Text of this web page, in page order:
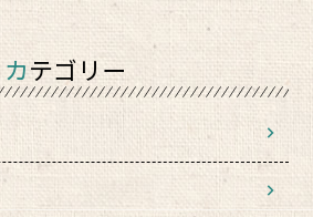
カテゴリー